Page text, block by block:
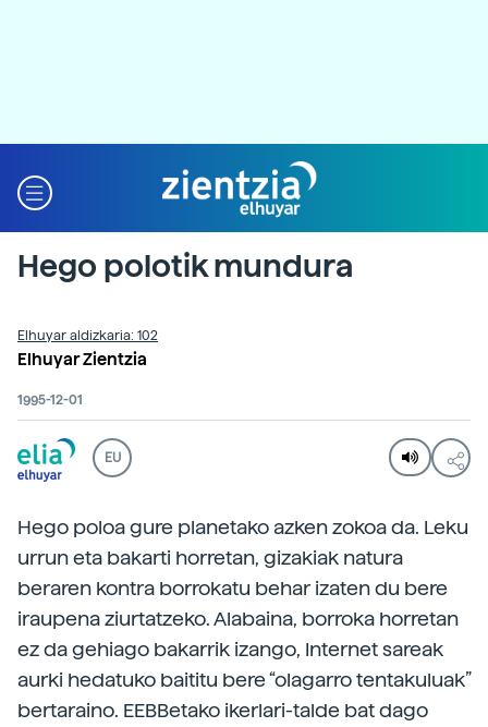
Hego polotik mundura
Elhuyar aldizkaria: 102
Elhuyar Zientzia
1995-12-01
EU
Hego poloa gure planetako azken zokoa da. Leku
urrun eta bakarti horretan, gizakiak natura
beraren kontra borrokatu behar izaten du bere
iraupena ziurtatzeko. Alabaina, borroka horretan
ez da gehiago bakarrik izango, Internet sareak
aurki hedatuko baititu bere “olagarro tentakuluak”
bertaraino. EEBBetako ikerlari-talde bat dago